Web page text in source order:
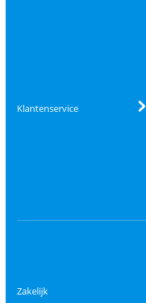
Klantenservice
Zakelijk